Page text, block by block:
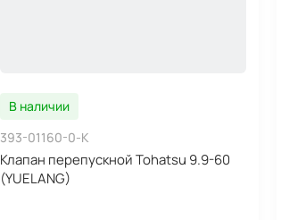
В наличии
393-01160-0-K
Клапан перепускной Tohatsu 9.9-60
(YUELANG)